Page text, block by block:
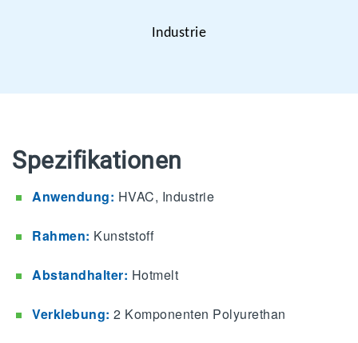
Industrie
Spezifikationen
Anwendung: HVAC, Industrie
Rahmen: Kunststoff
Abstandhalter: Hotmelt
Verklebung: 2 Komponenten Polyurethan